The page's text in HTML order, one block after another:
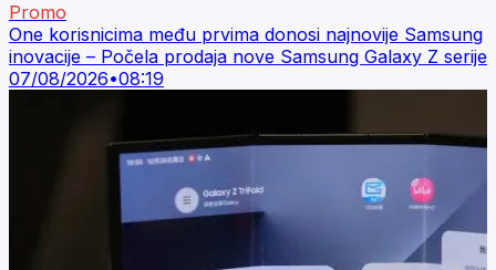
Promo
One korisnicima među prvima donosi najnovije Samsung
inovacije – Počela prodaja nove Samsung Galaxy Z serije
07/08/2026•08:19